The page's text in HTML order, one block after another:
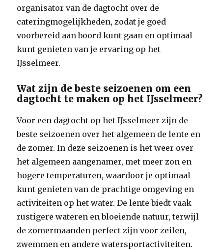
organisator van de dagtocht over de
cateringmogelijkheden, zodat je goed
voorbereid aan boord kunt gaan en optimaal
kunt genieten van je ervaring op het
IJsselmeer.
Wat zijn de beste seizoenen om een
dagtocht te maken op het IJsselmeer?
Voor een dagtocht op het IJsselmeer zijn de
beste seizoenen over het algemeen de lente en
de zomer. In deze seizoenen is het weer over
het algemeen aangenamer, met meer zon en
hogere temperaturen, waardoor je optimaal
kunt genieten van de prachtige omgeving en
activiteiten op het water. De lente biedt vaak
rustigere wateren en bloeiende natuur, terwijl
de zomermaanden perfect zijn voor zeilen,
zwemmen en andere watersportactiviteiten.